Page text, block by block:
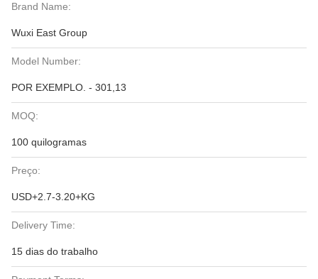
Brand Name:
Wuxi East Group
Model Number:
POR EXEMPLO. - 301,13
MOQ:
100 quilogramas
Preço:
USD+2.7-3.20+KG
Delivery Time:
15 dias do trabalho